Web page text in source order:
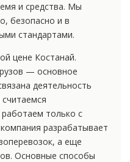
и средства. Мы
безопасно и в
стандартами.
цене Костанай.
— основное
деятельность
только с
разрабатывает
а еще
Основные способы